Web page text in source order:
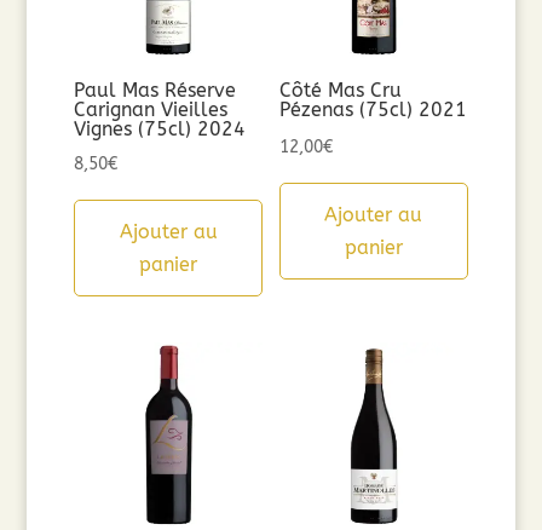
Paul Mas Réserve
Carignan Vieilles
Vignes (75cl) 2024
8,50€
Ajouter au
panier
Côté Mas Cru
Pézenas (75cl) 2021
12,00€
Ajouter au
panier